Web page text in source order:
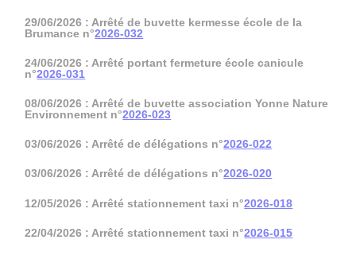
29/06/2026 : Arrêté de buvette kermesse école de la
Brumance n°2026-032
24/06/2026 : Arrêté portant fermeture école canicule
n°2026-031
08/06/2026 : Arrêté de buvette association Yonne Nature
Environnement n°2026-023
03/06/2026 : Arrêté de délégations n°2026-022
03/06/2026 : Arrêté de délégations n°2026-020
12/05/2026 : Arrêté stationnement taxi n°2026-018
22/04/2026 : Arrêté stationnement taxi n°2026-015